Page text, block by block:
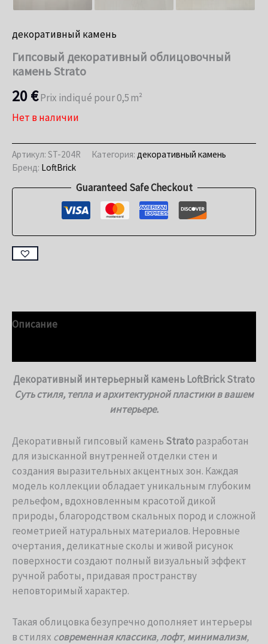
декоративный камень
Гипсовый декоративный облицовочный
камень Strato
20€Prix indiqué pour 0,5 m²
Нет в наличии
Артикул: ST-204R Категория: декоративный камень
Бренд: LoftBrick
Guaranteed Safe Checkout
Описание
Декоративный интерьерный камень LoftBrick Strato
Суть стиля, тепла и архитектурной пластики в вашем
интерьере.
Декоративный гипсовый камень Stratoразработан
для изысканной внутренней отделки стен и
создания выразительных акцентных зон. Каждая
модель коллекции обладает уникальным глубоким
рельефом, вдохновленным красотой дикой
природы, благородством скальных пород и сложной
геометрией натуральных материалов. Неровные
очертания, деликатные сколы и живой рисунок
поверхности создают полный визуальный эффект
ручной работы, придавая пространству
неповторимый характер.
Такая облицовка безупречно дополняет интерьеры
в стилях современная классика,лофт,минимализм,